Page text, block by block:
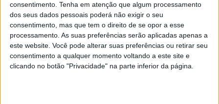
consentimento. Tenha em atenção que algum processamento
dos seus dados pessoais poderá não exigir o seu
consentimento, mas que tem o direito de se opor a esse
processamento. As suas preferências serão aplicadas apenas a
este website. Você pode alterar suas preferências ou retirar seu
consentimento a qualquer momento voltando a este site e
clicando no botão "Privacidade" na parte inferior da página.
O tempo de recuperação total será determinado após a
cirurgia planeada, mas o piloto suíço vai ficar de fora da
8ª ronda do Campeonato do Mundo de Superbike em
Magny Cours no próximo fim de semana.
Artigos relacionados